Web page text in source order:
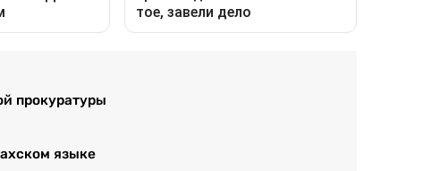
прокуратуры
языке